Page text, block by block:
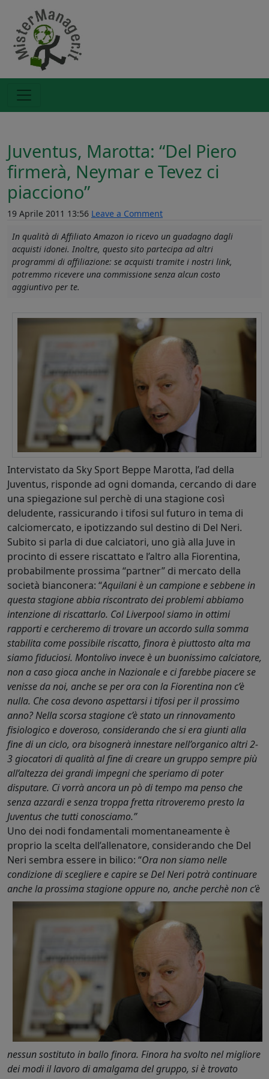
Juventus, Marotta: “Del Piero
firmerà, Neymar e Tevez ci
piacciono”
19 Aprile 2011 13:56 Leave a Comment
In qualità di Affiliato Amazon io ricevo un guadagno dagli
acquisti idonei. Inoltre, questo sito partecipa ad altri
programmi di affiliazione: se acquisti tramite i nostri link,
potremmo ricevere una commissione senza alcun costo
aggiuntivo per te.
Intervistato da Sky Sport Beppe Marotta, l’ad della
Juventus, risponde ad ogni domanda, cercando di dare
una spiegazione sul perchè di una stagione così
deludente, rassicurando i tifosi sul futuro in tema di
calciomercato, e ipotizzando sul destino di Del Neri.
Subito si parla di due calciatori, uno già alla Juve in
procinto di essere riscattato e l’altro alla Fiorentina,
probabilmente prossima “partner” di mercato della
società bianconera: “Aquilani è un campione e sebbene in
questa stagione abbia riscontrato dei problemi abbiamo
intenzione di riscattarlo. Col Liverpool siamo in ottimi
rapporti e cercheremo di trovare un accordo sulla somma
stabilita come possibile riscatto, finora è piuttosto alta ma
siamo fiduciosi. Montolivo invece è un buonissimo calciatore,
non a caso gioca anche in Nazionale e ci farebbe piacere se
venisse da noi, anche se per ora con la Fiorentina non c’è
nulla. Che cosa devono aspettarsi i tifosi per il prossimo
anno? Nella scorsa stagione c’è stato un rinnovamento
fisiologico e doveroso, considerando che si era giunti alla
fine di un ciclo, ora bisognerà innestare nell’organico altri 2-
3 giocatori di qualità al fine di creare un gruppo sempre più
all’altezza dei grandi impegni che speriamo di poter
disputare. Ci vorrà ancora un pò di tempo ma penso che
senza azzardi e senza troppa fretta ritroveremo presto la
Juventus che tutti conosciamo.”
Uno dei nodi fondamentali momentaneamente è
proprio la scelta dell’allenatore, considerando che Del
Neri sembra essere in bilico: “Ora non siamo nelle
condizione di scegliere e capire se Del Neri potrà continuare
anche la prossima stagione oppure no, ancheperchè non c’è
nessun sostituto in ballo finora. Finora ha svolto nel migliore
dei modi il lavoro di amalgama del gruppo, si è trovato